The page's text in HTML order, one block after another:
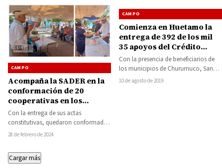
CAMPO
Acompaña la SADER en la
conformación de 20
cooperativas en los
municipios de Tuzantla y
Juárez
Con la entrega de sus actas
constitutivas, quedaron conformadas
20 sociedades cooperativas, en su
28 de febrero de 2024
CAMPO
Comienza en Huetamo la
entrega de 392 de los mil
35 apoyos del Crédito
Ganadero a la Palabra en
el Estado
Con la presencia de beneficiarios de
los municipios de Churumuco, San
Lucas, Carácuaro, Tiquicheo,
10 de agosto de 2019
Cargar más